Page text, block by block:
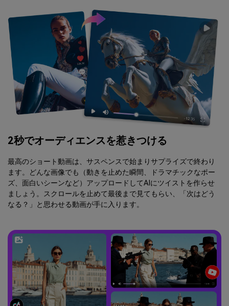
2秒でオーディエンスを惹きつける
最高のショート動画は、サスペンスで始まりサプライズで終わり
ます。どんな画像でも（動きを止めた瞬間、ドラマチックなポー
ズ、面白いシーンなど）アップロードしてAIにツイストを作らせ
ましょう。スクロールを止めて最後まで見てもらい、「次はどう
なる？」と思わせる動画が手に入ります。